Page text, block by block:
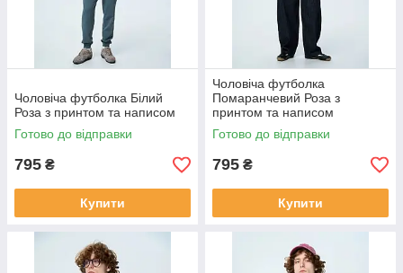
Чоловіча футболка Білий
Роза з принтом та написом
Готово до відправки
795 ₴
Купити
Чоловіча футболка
Помаранчевий Роза з
принтом та написом
Готово до відправки
795 ₴
Купити